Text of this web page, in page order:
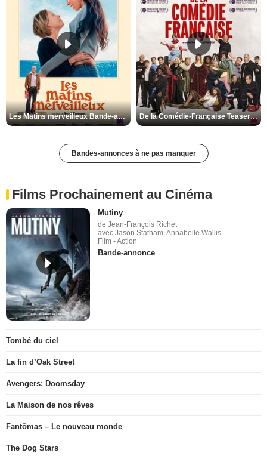
Les Matins merveilleux Bande-annonce VF De la Comédie-Française Teaser VF
Bandes-annonces à ne pas manquer
Films Prochainement au Cinéma
Mutiny
de Jean-François Richet
avec Jason Statham, Annabelle Wallis
Film - Action
Bande-annonce
Tombé du ciel
La fin d’Oak Street
Avengers: Doomsday
La Maison de nos rêves
Fantômas – Le nouveau monde
The Dog Stars